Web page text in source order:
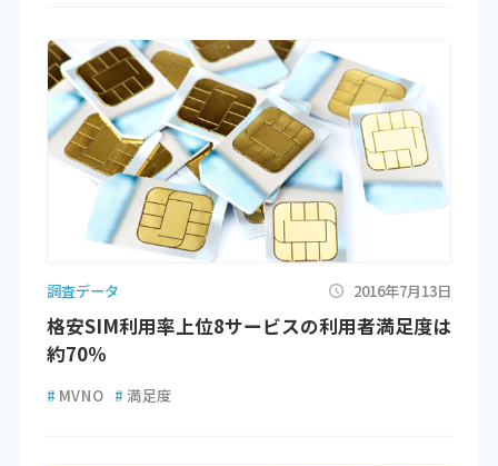
調査データ 2016年7月13日
格安SIM利用率上位8サービスの利用者満足度は
約70％
# MVNO # 満足度